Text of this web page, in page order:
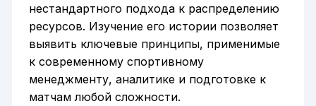
нестандартного подхода к распределению
ресурсов. Изучение его истории позволяет
выявить ключевые принципы, применимые
к современному спортивному
менеджменту, аналитике и подготовке к
матчам любой сложности.